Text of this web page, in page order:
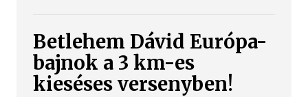
Betlehem Dávid Európa-
bajnok a 3 km-es
kieséses versenyben!